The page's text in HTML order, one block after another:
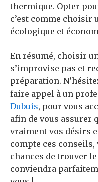
thermique. Opter
c’est comme choisir
écologique et
En résumé, choisir
s’improvise pas et
préparation.
faire appel à un
Dubuis, pour vous
afin de vous assurer
vraiment vos désirs
compte ces
chances de trouver
conviendra